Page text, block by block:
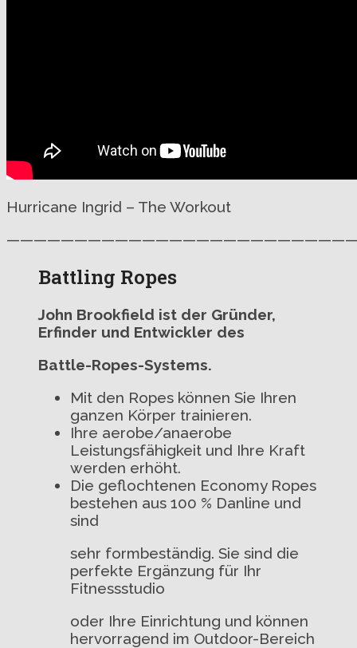
Hurricane Ingrid – The Workout
Battling Ropes
John Brookfield ist der Gründer,
Erfinder und Entwickler des
Battle-Ropes-Systems.
Mit den Ropes können Sie Ihren
ganzen Körper trainieren.
Ihre aerobe/anaerobe
Leistungsfähigkeit und Ihre Kraft
werden erhöht.
Die geflochtenen Economy Ropes
bestehen aus 100 % Danline und
sind
sehr formbeständig. Sie sind die
perfekte Ergänzung für Ihr
Fitnessstudio
oder Ihre Einrichtung und können
hervorragend im Outdoor-Bereich